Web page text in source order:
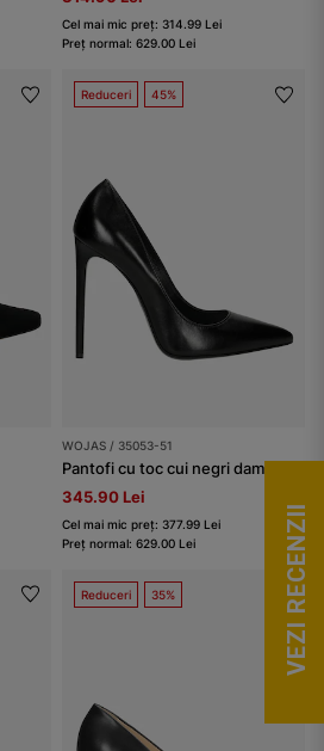
Cel mai mic preț: 314.99 Lei
Preț normal: 629.00 Lei
Reduceri 45%
WOJAS / 35053-51
Pantofi cu toc cui negri damă
345.90 Lei
Cel mai mic preț: 377.99 Lei
Preț normal: 629.00 Lei
Reduceri 35% VEZI RECENZII